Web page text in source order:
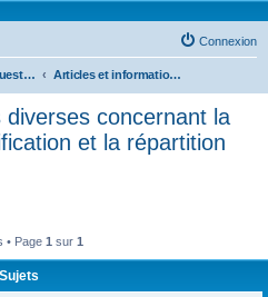
Connexion
Informations et questions taxonomiques Articles et informations diverses concernant la détermination, la classification et la répartition des espèces
concernant la
et la répartition
• Page 1 sur 1
Sujets